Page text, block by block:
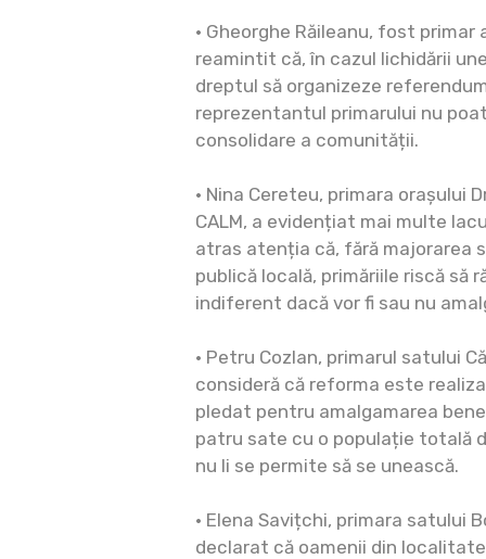
• Gheorghe Răileanu, fost primar
reamintit că, în cazul lichidării
dreptul să organizeze
reprezentantul primarului nu
consolidare a comunității.
• Nina Cereteu, primara orașului
CALM, a evidențiat mai multe
atras atenția că, fără majorarea
publică locală, primăriile riscă să
indiferent dacă vor fi sau nu
• Petru Cozlan, primarul satului
consideră că reforma este
pledat pentru amalgamarea
patru sate cu o populație totală
nu li se permite să se unească.
• Elena Savițchi, primara satului
declarat că oamenii din